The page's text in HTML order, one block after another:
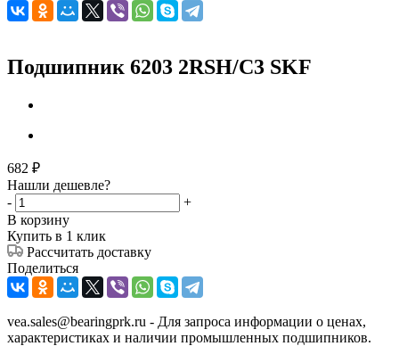
Подшипник 6203 2RSH/C3 SKF
682 ₽
Нашли дешевле?
-
+
В корзину
Купить в 1 клик
Рассчитать доставку
Поделиться
vea.sales@bearingprk.ru - Для запроса информации о ценах,
характеристиках и наличии промышленных подшипников.